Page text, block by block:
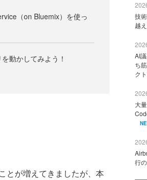
（on Bluemix）を使っ
動かしてみよう！
とが増えてきましたが、本
技
越
AI
ち
ク
大
行